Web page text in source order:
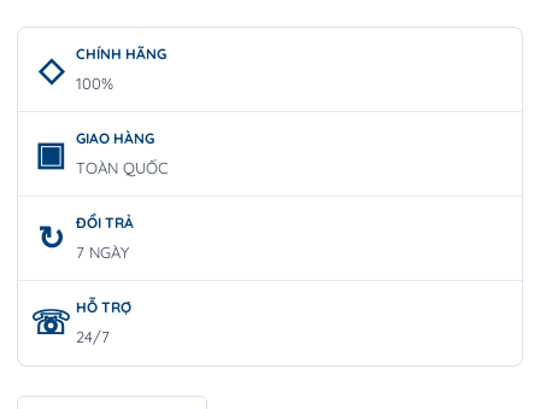
CHÍNH HÃNG
100%
GIAO HÀNG
TOÀN QUỐC
ĐỔI TRẢ
7 NGÀY
HỖ TRỢ
24/7